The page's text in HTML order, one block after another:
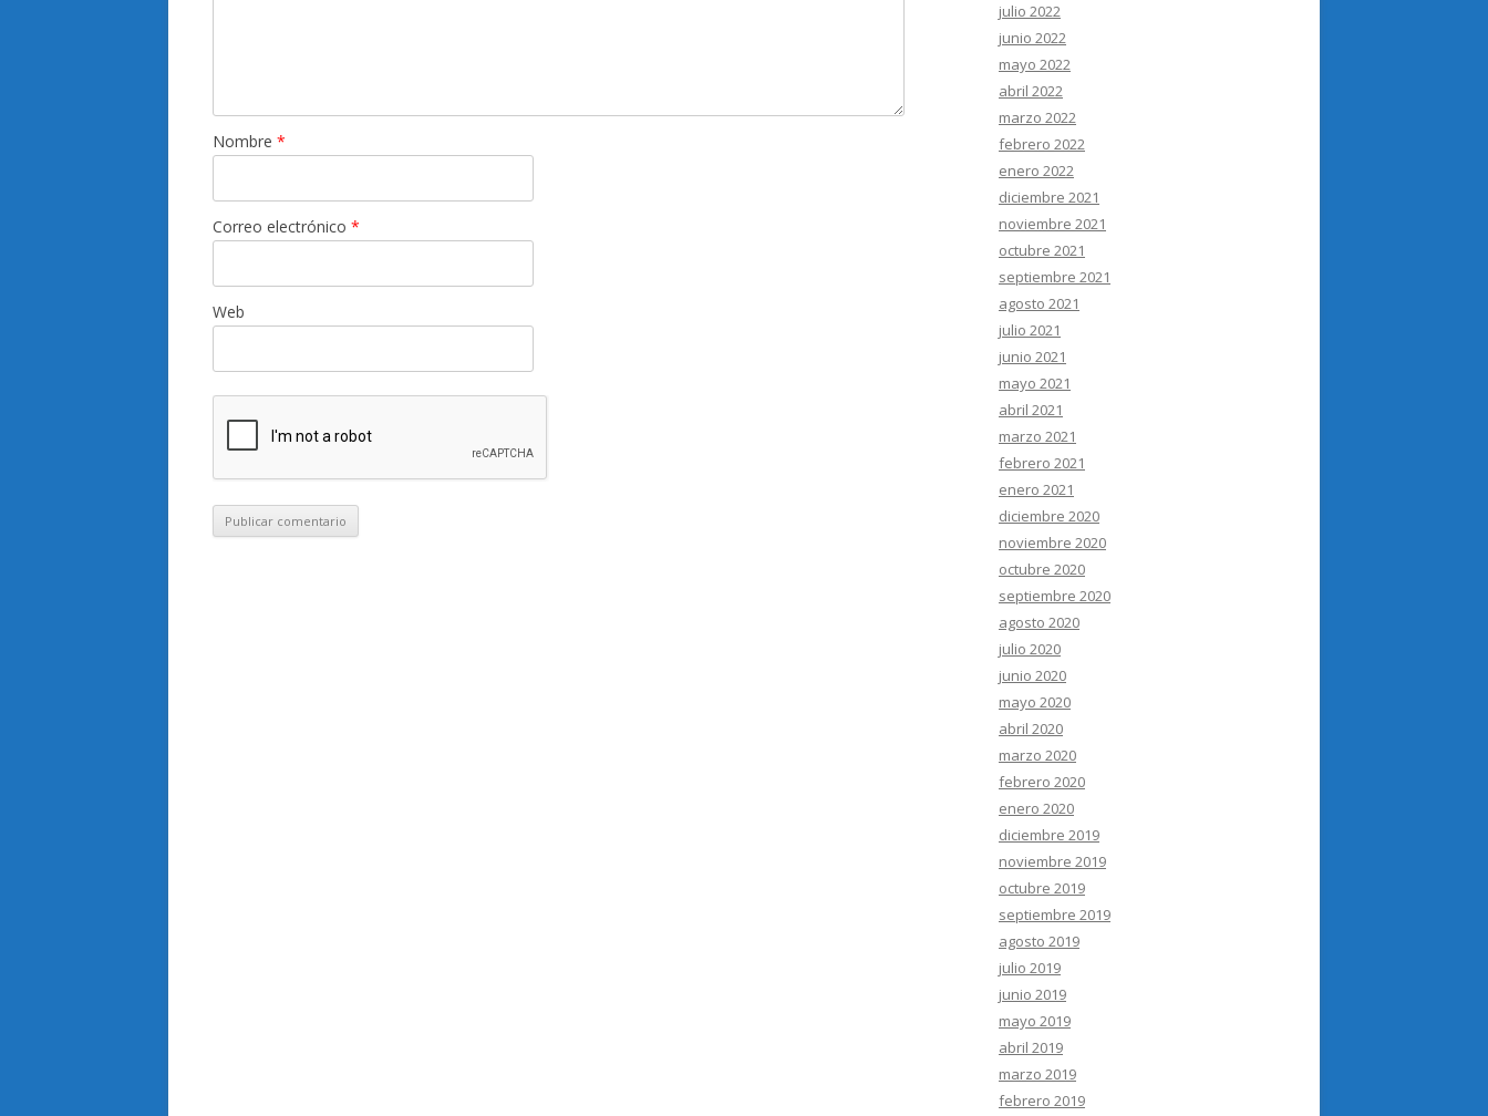
Nombre *
Correo electrónico *
Web
julio 2022
junio 2022
mayo 2022
abril 2022
marzo 2022
febrero 2022
enero 2022
diciembre 2021
noviembre 2021
octubre 2021
septiembre 2021
agosto 2021
julio 2021
junio 2021
mayo 2021
abril 2021
marzo 2021
febrero 2021
enero 2021
diciembre 2020
noviembre 2020
octubre 2020
septiembre 2020
agosto 2020
julio 2020
junio 2020
mayo 2020
abril 2020
marzo 2020
febrero 2020
enero 2020
diciembre 2019
noviembre 2019
octubre 2019
septiembre 2019
agosto 2019
julio 2019
junio 2019
mayo 2019
abril 2019
marzo 2019
febrero 2019